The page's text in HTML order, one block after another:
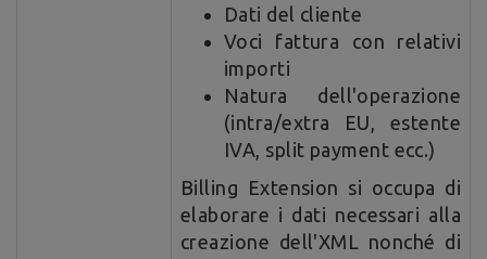
Dati del cliente
Voci fattura con relativi
importi
Natura dell'operazione
(intra/extra EU, estente
IVA, split payment ecc.)
Billing Extension si occupa di
elaborare i dati necessari alla
creazione dell'XML nonché di